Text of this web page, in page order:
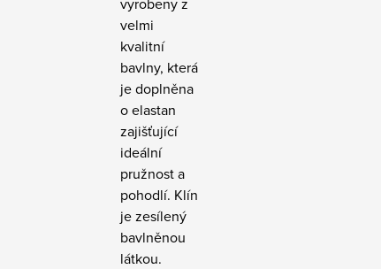
velmi
kvalitní
bavlny, která
je doplněna
o elastan
zajišťující
ideální
pružnost a
pohodlí. Klín
je zesílený
bavlněnou
látkou.